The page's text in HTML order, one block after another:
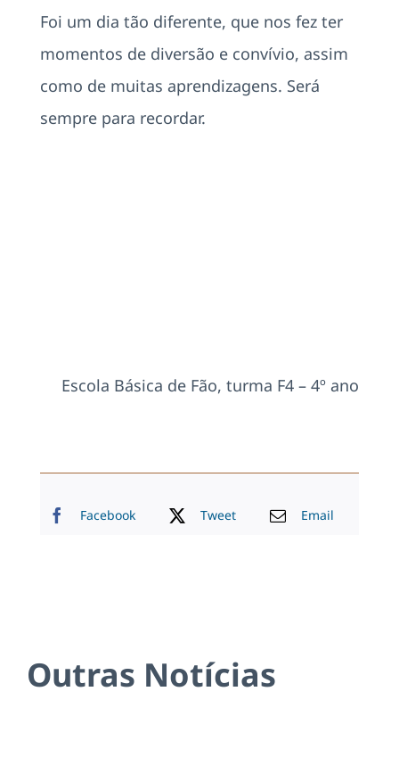
Foi um dia tão diferente, que nos fez ter
momentos de diversão e convívio, assim
como de muitas aprendizagens. Será
sempre para recordar.
Escola Básica de Fão, turma F4 – 4º ano
Facebook Tweet Email
Outras Notícias